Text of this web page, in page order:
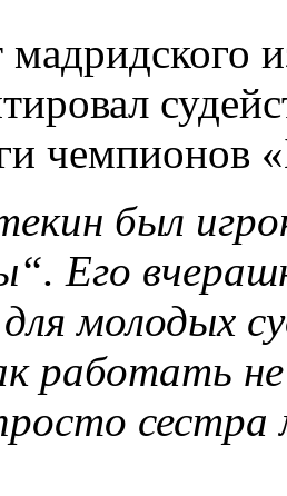
был
Его
молодых
работать
сестра